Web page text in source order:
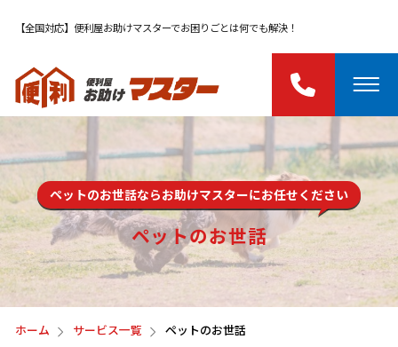
【全国対応】便利屋お助けマスターでお困りごとは何でも解決！
ペットのお世話ならお助けマスターにお任せください
ペットのお世話
ホーム サービス一覧 ペットのお世話